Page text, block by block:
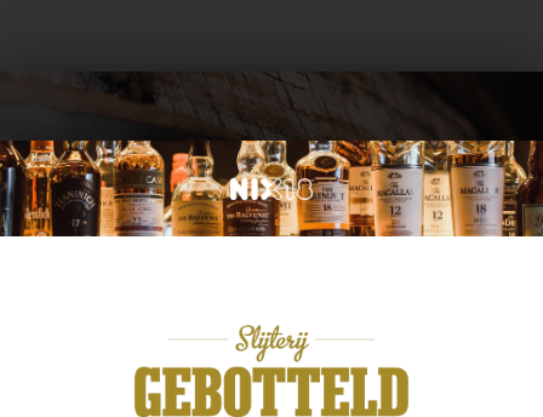
ADVIES NODIG? IK HELP U GRAAG.
OF KOM PROEVEN IN ONZE SLIJTERIJ!
Ben je op zoek naar een specifiek merk van bijvoorbeeld bier,
selectie om te proeven.